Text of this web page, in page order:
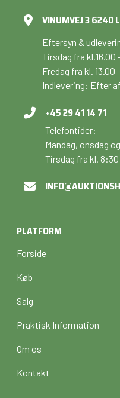
VINUMVEJ 3 6240
Eftersyn &
Tirsdag fra kl.16.00
Fredag fra kl. 13.00
Indlevering: Efter
+45 29 41 14 71
Telefontider:
Mandag, onsdag
Tirsdag fra kl.
PLATFORM
Forside
Køb
Salg
Praktisk Information
Om os
Kontakt